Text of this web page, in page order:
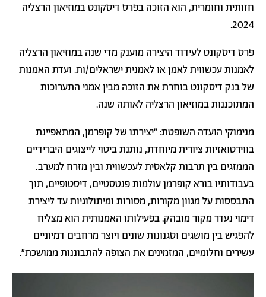
חזותית וחומרית, הוא הזוכה בפרס דיסקונט במוזיאון הרצליה
2024.
פרס דיסקונט לעידוד היצירה מוענק מדי שנה במוזיאון הרצליה
לאמנות עכשווית לאמן או לאמנית ישראלים/ות. ועדת האמנות
של בנק דיסקונט בוחרת את הזוכה מבין אמני התערוכות
המתוכננות במוזיאון הרצליה לאותה שנה.
מנימוקי הועדה השופטת: ״יצירתו של קופרמן, המתאפיינת
בווירטואזיות ציורית מיוחדת, נותנת ביטוי לייצוגים היברידיים
הממזגים בין תרבות קלאסית לעכשווית ובין מזרח למערב.
בעבודותיו בורא קופרמן עולמות פנטסטיים, דיסטופיים, תוך
התבססות על מגוון מקורות, מסורות ומיתולוגיות עד ליצירת
דימוי נעדר מקור מובהק. בפעילותו האמנותית הוא מצליח
להפגיש בין מושגים וסגנונות שונים ויוצר מרחבים דמיוניים
עשירים וחלומיים, המזמינים את הצופה להתבוננות ממושכת״.